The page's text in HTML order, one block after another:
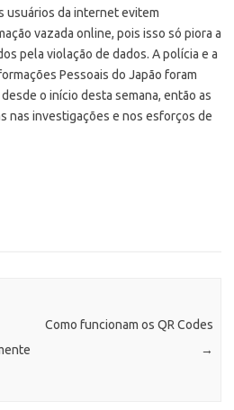
usuários da internet evitem
vazada online, pois isso só piora a
pela violação de dados. A polícia e a
Pessoais do Japão foram
o início desta semana, então as
nas investigações e nos esforços de
Como funcionam os QR Codes
→